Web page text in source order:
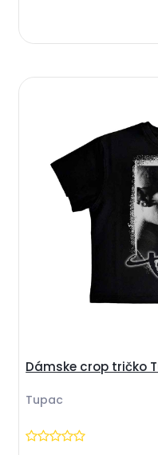
Dámske crop tričko
Tupac